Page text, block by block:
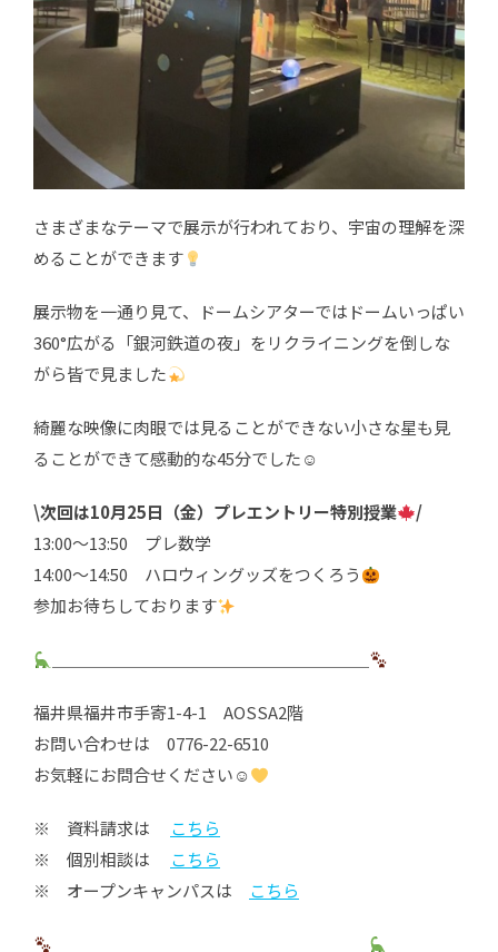
さまざまなテーマで展示が行われており、宇宙の理解を深
めることができます
展示物を一通り見て、ドームシアターではドームいっぱい
360°広がる「銀河鉄道の夜」をリクライニングを倒しな
がら皆で見ました
綺麗な映像に肉眼では見ることができない小さな星も見
ることができて感動的な45分でした☺
\次回は10月25日（金）プレエントリー特別授業
/
13:00～13:50 プレ数学
14:00～14:50 ハロウィングッズをつくろう
参加お待ちしております
福井県福井市手寄1-4-1 AOSSA2階
お問い合わせは 0776-22-6510
お気軽にお問合せください☺
※ 資料請求は こちら
※ 個別相談は こちら
※ オープンキャンパスは こちら